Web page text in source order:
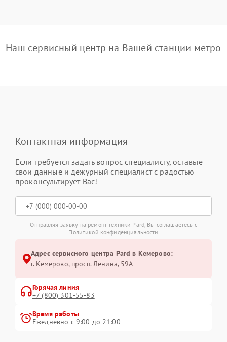
Наш сервисный центр на Вашей станции метро
Контактная информация
Если требуется задать вопрос специалисту, оставьте
свои данные и дежурный специалист с радостью
проконсультирует Вас!
Отправляя заявку на ремонт техники Pard, Вы соглашаетесь с
Политикой конфиденциальности
Адрес сервисного центра Pard в Кемерово:
г. Кемерово, просп. Ленина, 59А
Горячая линия
+7 (800) 301-55-83
Время работы
Ежедневно с 9:00 до 21:00